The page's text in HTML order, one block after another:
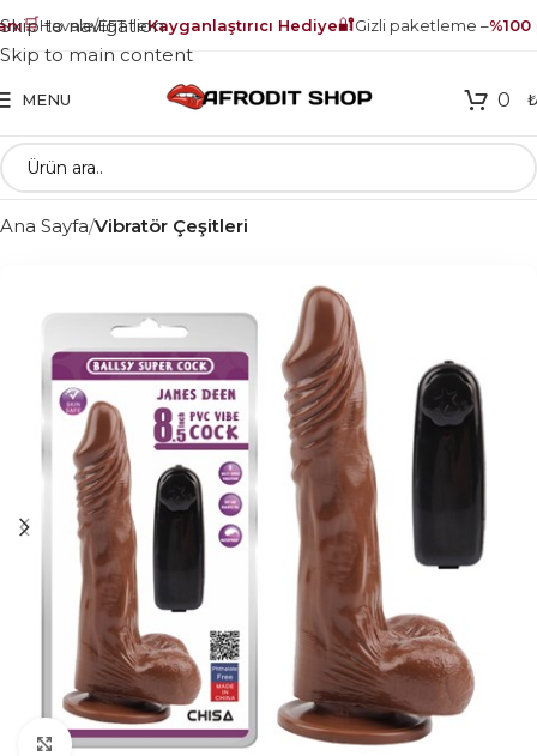
🛒Havale/EFT ileKayganlaştırıcı Hediye🔐Gizli paketleme –%100
Skip to navigation
Skip to main content
MENU 0 ₺
Ana Sayfa Vibratör Çeşitleri
Click to enlarge